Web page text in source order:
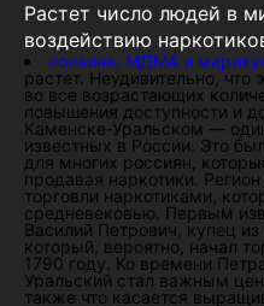
Растет число людей в
воздействию
кокаина, МДМА и
растет. Неудивительно, что
во все возрастающих
повышения доступности и
Каменске-Уральском —
известных в России. Это
для многих россиян,
продавая наркотики.
торговли наркотиками,
средневековью. Первым
Василий Петрович, купец
который, вероятно, начал
1790 году. Ко времени
Уральский стал важным
также что касается